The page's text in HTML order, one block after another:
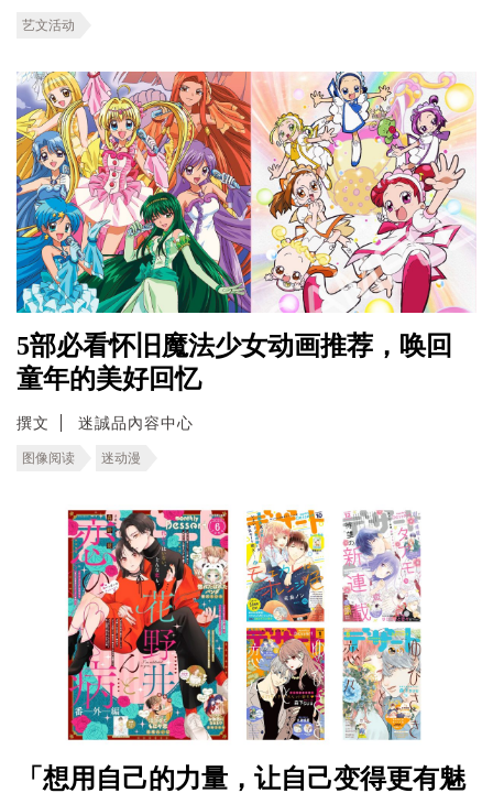
艺文活动
5部必看怀旧魔法少女动画推荐，唤回
童年的美好回忆
撰文 迷誠品內容中心
图像阅读 迷动漫
「想用自己的力量，让自己变得更有魅